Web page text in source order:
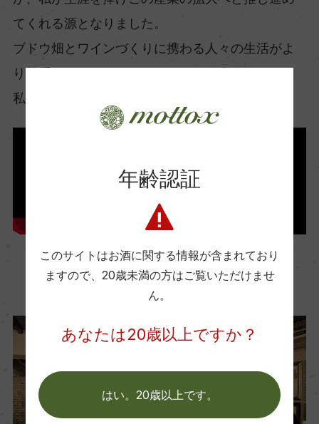
てくれる源となりました。
ブドウ畑とワインづくりに携わる人々の生活がよ
り尊重されるものとなるようにと、南アフリカは
私の愛情を使う機会を与えてくれたのです。」
詳しくはこちら
年齢認証
このサイトはお酒に関する情報が含まれており
ますので、 20歳未満の方はご覧いただけませ
ん。
あなたは20歳以上ですか？
はい。20歳以上です。